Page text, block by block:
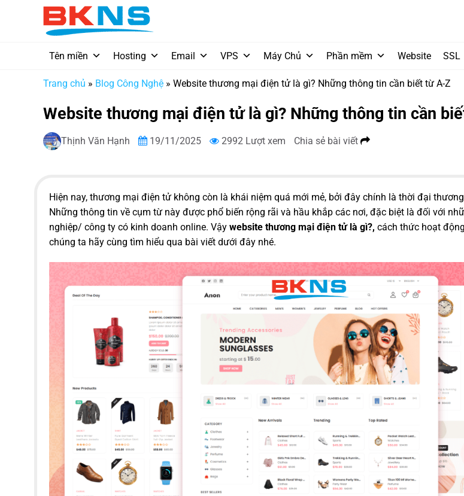
Tên miền Hosting Email VPS Máy Chủ Phần mềm Website SSL
Trang chủ » Blog Công Nghệ » Website thương mại điện tử là gì? Những thông tin cần biết từ A-Z
Website thương mại điện tử là gì? Những thông tin cần
Thịnh Văn Hạnh 19/11/2025 2992 Lượt xem Chia sẻ bài viết
Hiện nay, thương mại điện tử không còn là khái niệm quá mới mẻ, bởi đây chính là thời đại
Những thông tin về cụm từ này được phổ biến rộng rãi và hầu khắp các nơi, đặc biệt là đối với
nghiệp/ công ty có kinh doanh online. Vậy website thương mại điện tử là gì?, cách thức hoạt động
chúng ta hãy cùng tìm hiểu qua bài viết dưới đây nhé.